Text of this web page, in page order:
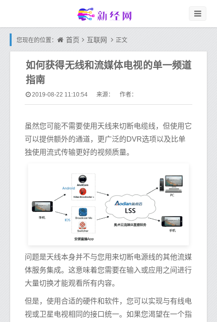
您现在的位置： 首页 互联网 正文
如何获得无线和流媒体电视的单一频道
指南
2019-08-22 11:10:54 来源： 作者：
虽然您可能不需要使用天线来切断电缆线，但使用它
可以提供额外的通道，更广泛的DVR选项以及比单
独使用流式传输更好的视频质量。
问题是天线本身并不与您用来切断电源线的其他流媒
体服务集成。这意味着您需要在输入或应用之间进行
大量切换才能观看所有内容。
但是，使用合适的硬件和软件，您可以实现与有线电
视或卫星电视相同的接口统一。如果您渴望在一个指